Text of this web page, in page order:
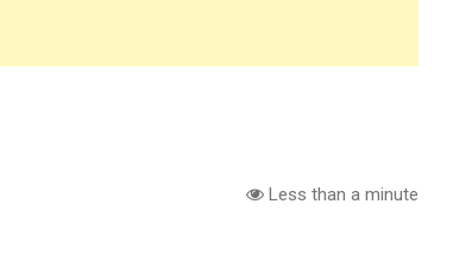
Less than a minute